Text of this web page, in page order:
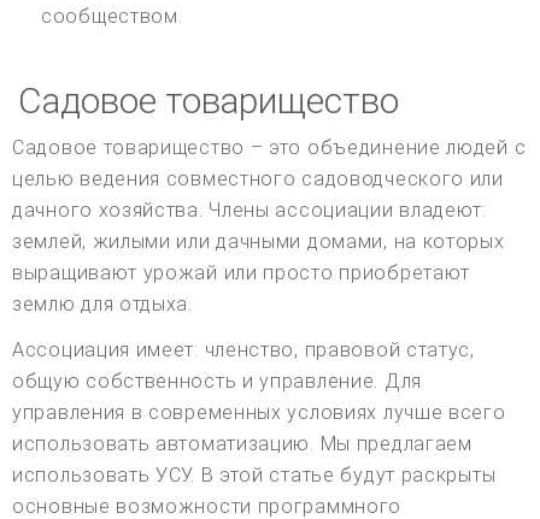
сообществом.
Садовое товарищество
Садовое товарищество – это объединение людей с
целью ведения совместного садоводческого или
дачного хозяйства. Члены ассоциации владеют:
землей, жилыми или дачными домами, на которых
выращивают урожай или просто приобретают
землю для отдыха.
Ассоциация имеет: членство, правовой статус,
общую собственность и управление. Для
управления в современных условиях лучше всего
использовать автоматизацию. Мы предлагаем
использовать УСУ. В этой статье будут раскрыты
основные возможности программного